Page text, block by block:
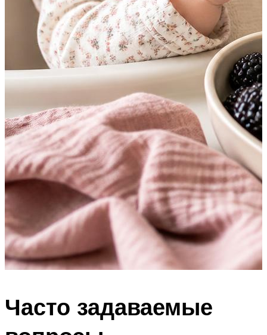
Часто задаваемые